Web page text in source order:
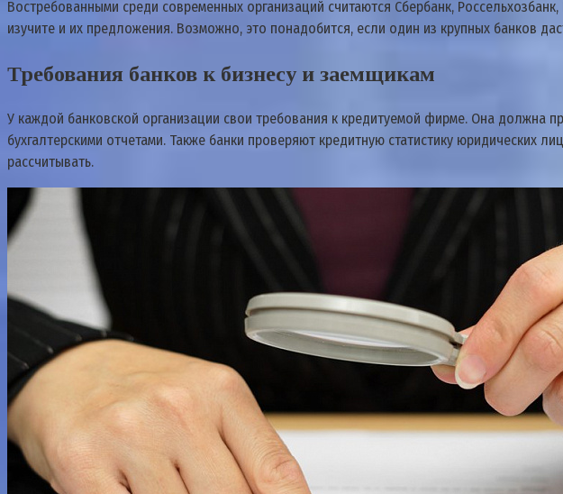
Востребованными среди современных организаций считаются Сбербанк,
изучите и их предложения. Возможно, это понадобится, если один из крупных банков
Требования банков к бизнесу и заемщикам
У каждой банковской организации свои требования к кредитуемой фирме. Она должна
бухгалтерскими отчетами. Также банки проверяют кредитную статистику юридических
рассчитывать.